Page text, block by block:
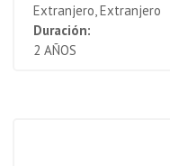
Extranjero, Extranjero
Duración:
2 AÑOS